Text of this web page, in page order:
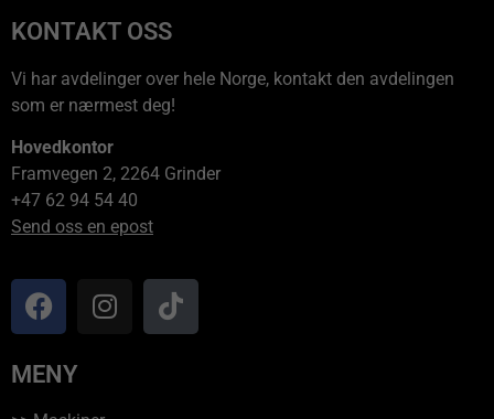
KONTAKT OSS
Vi har avdelinger over hele Norge, kontakt den avdelingen
som er nærmest deg!
Hovedkontor
Framvegen 2, 2264 Grinder
+47 62 94 54 40
Send oss en epost
MENY